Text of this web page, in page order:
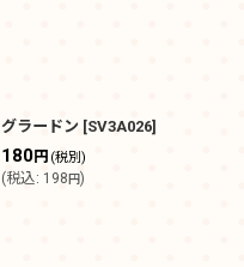
グラードン [SV3A026]
180円 (税別)
(税込: 198円)